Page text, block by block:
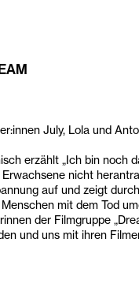
July, Lola und
erzählt „Ich bin noch
nicht
auf und zeigt
mit dem Tod
der Filmgruppe
und uns mit ihren